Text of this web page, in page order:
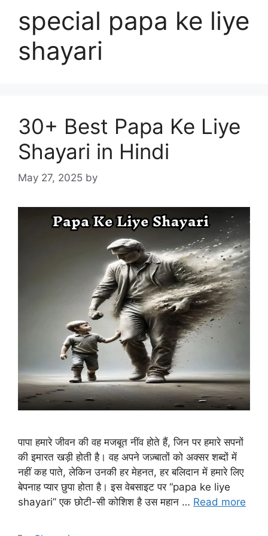
special papa ke liye
shayari
30+ Best Papa Ke Liye
Shayari in Hindi
May 27, 2025 by
पापा हमारे जीवन की वह मजबूत नींव होते हैं, जिन पर हमारे सपनों
की इमारत खड़ी होती है। वह अपने जज़्बातों को अक्सर शब्दों में
नहीं कह पाते, लेकिन उनकी हर मेहनत, हर बलिदान में हमारे लिए
बेपनाह प्यार छुपा होता है। इस वेबसाइट पर “papa ke liye
shayari” एक छोटी-सी कोशिश है उस महान … Read more